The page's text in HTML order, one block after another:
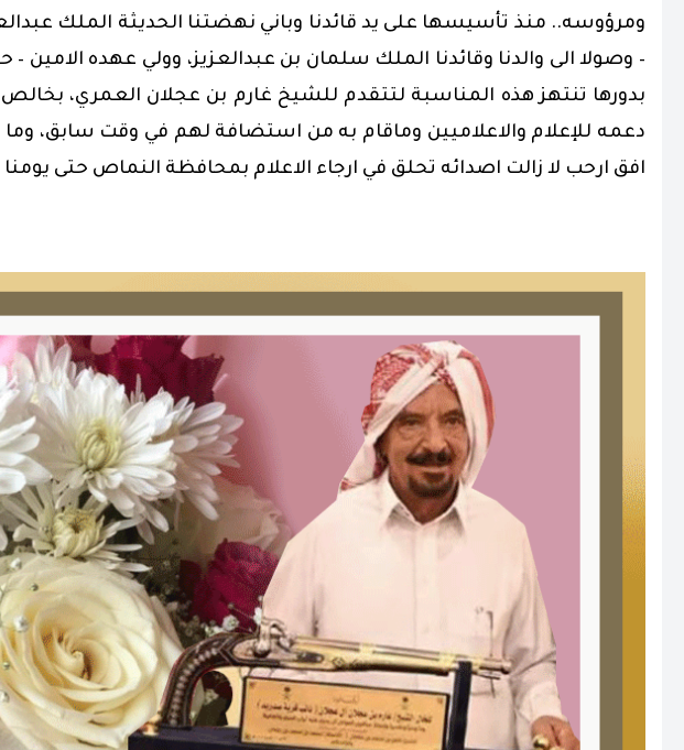
ومرؤوسه.. منذ تأسيسها على يد قائدنا وباني نهضتنا الحديثة الملك
– وصولا الى والدنا وقائدنا الملك سلمان بن عبدالعزيز، وولي عهده الامين
بدورها تنتهز هذه المناسبة لتتقدم للشيخ غارم بن عجلان العمري، بخالص
دعمه للإعلام والاعلاميين وماقام به من استضافة لهم في وقت سابق،
افق ارحب لا زالت اصدائه تحلق في ارجاء الاعلام بمحافظة النماص حتى يومنا